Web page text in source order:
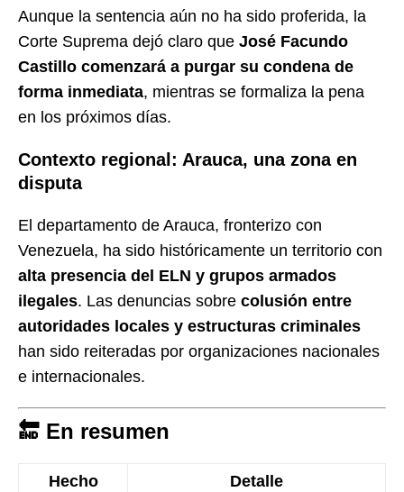
Aunque la sentencia aún no ha sido proferida, la
Corte Suprema dejó claro que José Facundo
Castillo comenzará a purgar su condena de
forma inmediata, mientras se formaliza la pena
en los próximos días.
Contexto regional: Arauca, una zona en
disputa
El departamento de Arauca, fronterizo con
Venezuela, ha sido históricamente un territorio con
alta presencia del ELN y grupos armados
ilegales. Las denuncias sobre colusión entre
autoridades locales y estructuras criminales
han sido reiteradas por organizaciones nacionales
e internacionales.
🔚 En resumen
Hecho
Detalle